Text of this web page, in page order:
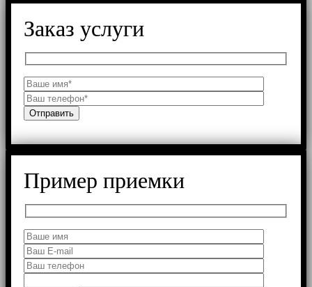
Заказ услуги
Пример приемки